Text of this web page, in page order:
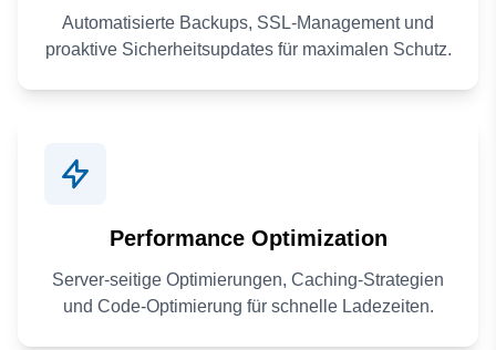
Automatisierte Backups, SSL-Management und
proaktive Sicherheitsupdates für maximalen Schutz.
Performance Optimization
Server-seitige Optimierungen, Caching-Strategien
und Code-Optimierung für schnelle Ladezeiten.